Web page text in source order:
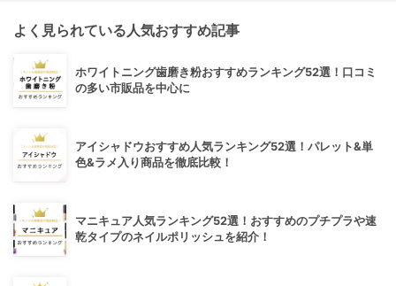
よく見られている人気おすすめ記事
ホワイトニング歯磨き粉おすすめランキング52選！口コミ
の多い市販品を中心に
アイシャドウおすすめ人気ランキング52選！パレット&単
色&ラメ入り商品を徹底比較！
マニキュア人気ランキング52選！おすすめのプチプラや速
乾タイプのネイルポリッシュを紹介！